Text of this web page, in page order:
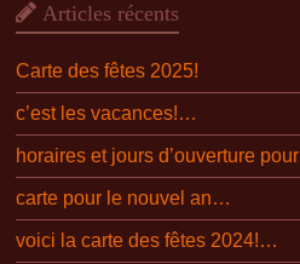
Articles récents
Carte des fêtes 2025!
c’est les vacances!…
horaires et jours d’ouverture
carte pour le nouvel an…
voici la carte des fêtes 2024!…